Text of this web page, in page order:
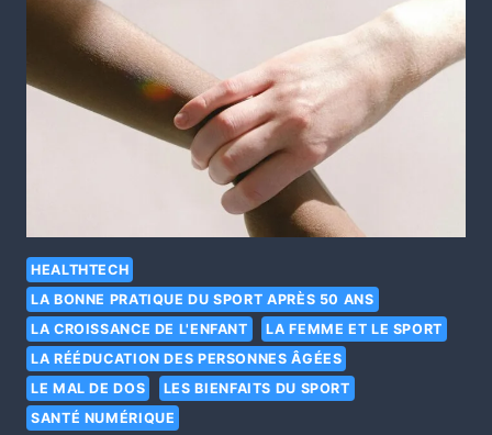
HEALTHTECH
LA BONNE PRATIQUE DU SPORT APRÈS 50 ANS
LA CROISSANCE DE L'ENFANT
LA FEMME ET LE SPORT
LA RÉÉDUCATION DES PERSONNES ÂGÉES
LE MAL DE DOS
LES BIENFAITS DU SPORT
SANTÉ NUMÉRIQUE